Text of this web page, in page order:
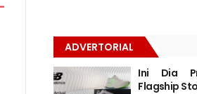
ADVERTORIAL
Ini Dia
Flagship